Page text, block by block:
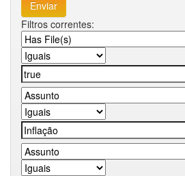
Filtros correntes: